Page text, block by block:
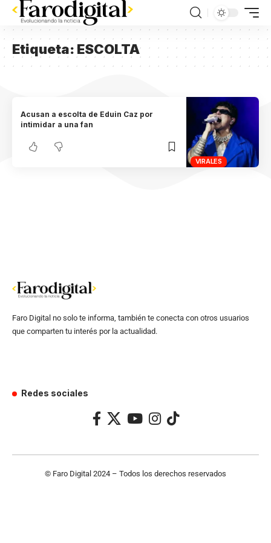
Etiqueta:ESCOLTA
VIRALES
Acusan a escolta de Eduin Caz por
intimidar a una fan
Faro Digital no solo te informa, también te conecta con otros usuarios
que comparten tu interés por la actualidad.
Redes sociales
© Faro Digital 2024 – Todos los derechos reservados